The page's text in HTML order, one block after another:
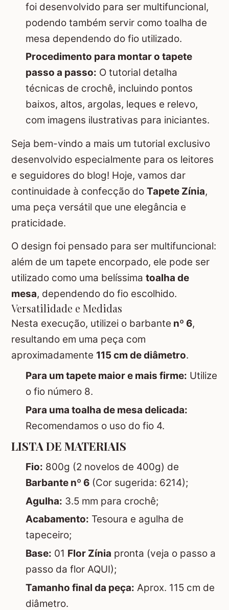
foi desenvolvido para ser multifuncional,
podendo também servir como toalha de
mesa dependendo do fio utilizado.
Procedimento para montar o tapete
passo a passo: O tutorial detalha
técnicas de crochê, incluindo pontos
baixos, altos, argolas, leques e relevo,
com imagens ilustrativas para iniciantes.
Seja bem-vindo a mais um tutorial exclusivo
desenvolvido especialmente para os leitores
e seguidores do blog! Hoje, vamos dar
continuidade à confecção do Tapete Zínia,
uma peça versátil que une elegância e
praticidade.
O design foi pensado para ser multifuncional:
além de um tapete encorpado, ele pode ser
utilizado como uma belíssima toalha de
mesa, dependendo do fio escolhido.
Versatilidade e Medidas
Nesta execução, utilizei o barbante nº 6,
resultando em uma peça com
aproximadamente 115 cm de diâmetro.
Para um tapete maior e mais firme: Utilize
o fio número 8.
Para uma toalha de mesa delicada:
Recomendamos o uso do fio 4.
LISTA DE MATERIAIS
Fio: 800g (2 novelos de 400g) de
Barbante nº 6 (Cor sugerida: 6214);
Agulha: 3.5 mm para crochê;
Acabamento: Tesoura e agulha de
tapeceiro;
Base: 01 Flor Zínia pronta (veja o passo a
passo da florAQUI);
Tamanho final da peça: Aprox. 115 cm de
diâmetro.